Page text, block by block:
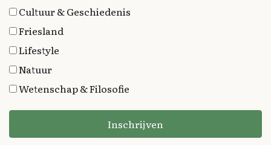
Cultuur & Geschiedenis
Friesland
Lifestyle
Natuur
Wetenschap & Filosofie
Inschrijven